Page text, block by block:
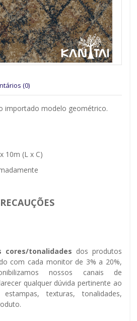
(0)
importado modelo geométrico.
10m (L x C)
cores/tonalidades dos produtos
com cada monitor de 3% a 20%,
nossos canais de
qualquer dúvida pertinente ao
texturas, tonalidades,